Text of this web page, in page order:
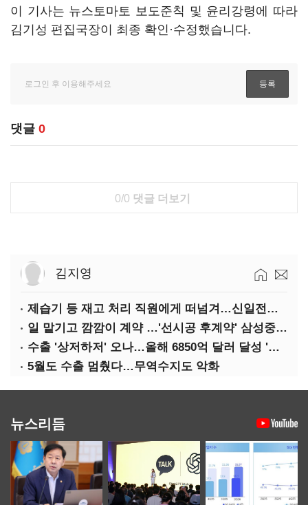
이 기사는 뉴스토마토 보도준칙 및 윤리강령에 따라
김기성 편집국장이 최종 확인·수정했습니다.
댓글 0
0/0 댓글 더보기
김지영
제습기 등 재고 처리 직원에게 떠넘겨…신일전자 '과징금 처벌'
일 맡기고 깜깜이 계약 …'선시공 후계약' 삼성중공업 덜미
수출 '상저하저' 오나…올해 6850억 달러 달성 '빨간불'
5월도 수출 멈췄다…무역수지도 악화
뉴스리듬